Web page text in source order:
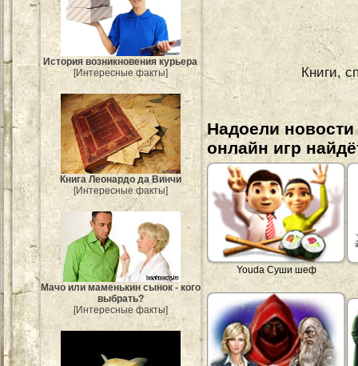
История возникновения курьера
[Интересные факты]
Книга Леонардо да Винчи
[Интересные факты]
Мачо или маменькин сынок - кого
выбрать?
[Интересные факты]
Книги,
Надоели
онлайн игр
Youda Суши шеф